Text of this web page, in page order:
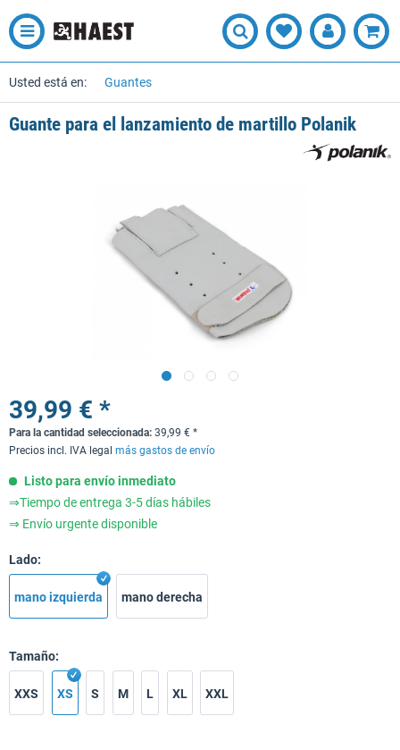
Usted está en: Guantes
Guante para el lanzamiento de martillo Polanik
39,99 € *
Para la cantidad seleccionada: 39,99 € *
Precios incl. IVA legal más gastos de envío
Listo para envío inmediato
⇒Tiempo de entrega 3-5 días hábiles
⇒ Envío urgente disponible
Lado:
mano izquierda mano derecha
Tamaño:
XXS XS S M L XL XXL